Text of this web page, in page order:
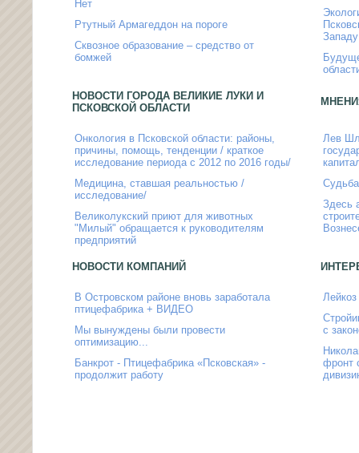
Нет
Ртутный Армагеддон на пороге
Сквозное образование – средство от
бомжей
НОВОСТИ ГОРОДА ВЕЛИКИЕ ЛУКИ И
ПСКОВСКОЙ ОБЛАСТИ
Онкология в Псковской области: районы,
причины, помощь, тенденции / краткое
исследование периода с 2012 по 2016 годы/
Медицина, ставшая реальностью /
исследование/
Великолукский приют для животных
"Милый" обращается к руководителям
предприятий
Лев
Здесь
НОВОСТИ КОМПАНИЙ
В Островском районе вновь заработала
птицефабрика + ВИДЕО
Мы вынуждены были провести
оптимизацию...
Банкрот - Птицефабрика «Псковская» -
продолжит работу
с
фронт